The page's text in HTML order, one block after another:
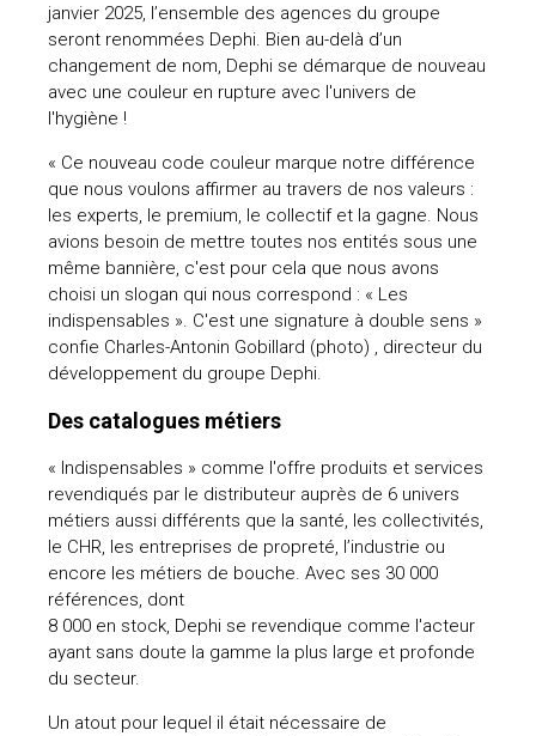
janvier 2025, l’ensemble des agences du groupe
seront renommées Dephi. Bien au-delà d’un
changement de nom, Dephi se démarque de nouveau
avec une couleur en rupture avec l'univers de
l'hygiène !
« Ce nouveau code couleur marque notre différence
que nous voulons affirmer au travers de nos valeurs :
les experts, le premium, le collectif et la gagne. Nous
avions besoin de mettre toutes nos entités sous une
même bannière, c'est pour cela que nous avons
choisi un slogan qui nous correspond : « Les
indispensables ». C'est une signature à double sens »
confie Charles-Antonin Gobillard (photo) , directeur du
développement du groupe Dephi.
Des catalogues métiers
« Indispensables » comme l'offre produits et services
revendiqués par le distributeur auprès de 6 univers
métiers aussi différents que la santé, les collectivités,
le CHR, les entreprises de propreté, l’industrie ou
encore les métiers de bouche. Avec ses 30 000
références, dont
8 000 en stock, Dephi se revendique comme l'acteur
ayant sans doute la gamme la plus large et profonde
du secteur.
Un atout pour lequel il était nécessaire de